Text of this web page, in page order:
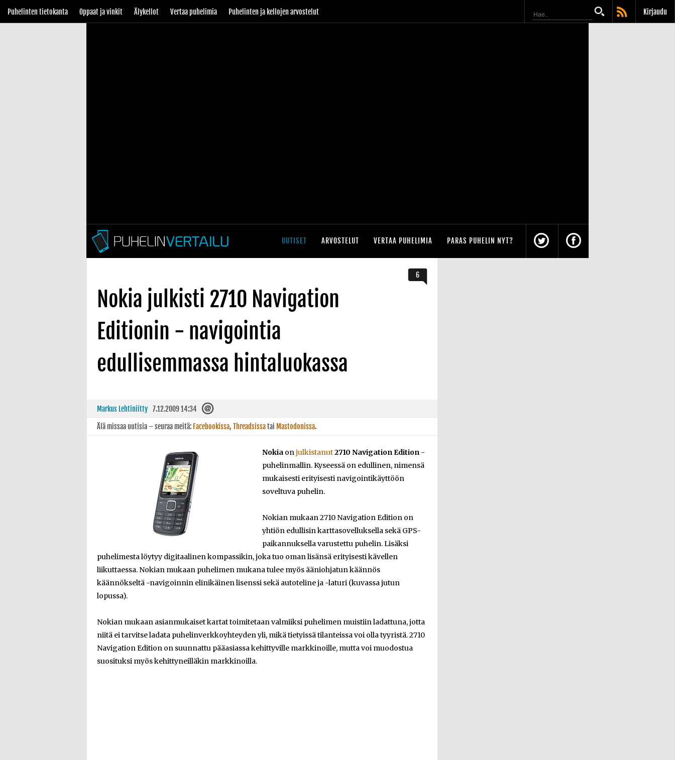
Puhelinten tietokanta Oppaat ja vinkit Älykellot Vertaa puhelimia Puhelinten ja kellojen arvostelut Kirjaudu
UUTISET ARVOSTELUT VERTAA PUHELIMIA PARAS PUHELIN NYT?
Nokia julkisti 2710 Navigation
Editionin - navigointia
edullisemmassa hintaluokassa
6
Markus Lehtiniitty 7.12.2009 14:34
Älä missaa uutisia – seuraa meitä: Facebookissa, Threadsissatai Mastodonissa.
Nokia onjulkistanut2710 Navigation Edition -
puhelinmallin. Kyseessä on edullinen, nimensä
mukaisesti erityisesti navigointikäyttöön
soveltuva puhelin.
Nokian mukaan 2710 Navigation Edition on
yhtiön edullisin karttasovelluksella sekä GPS-
paikannuksella varustettu puhelin. Lisäksi
puhelimesta löytyy digitaalinen kompassikin, joka tuo oman lisänsä erityisesti kävellen
liikuttaessa. Nokian mukaan puhelimen mukana tulee myös ääniohjatun käännös
käännökseltä -navigoinnin elinikäinen lisenssi sekä autoteline ja -laturi (kuvassa jutun
lopussa).
Nokian mukaan asianmukaiset kartat toimitetaan valmiiksi puhelimen muistiin ladattuna, jotta
niitä ei tarvitse ladata puhelinverkkoyhteyden yli, mikä tietyissä tilanteissa voi olla tyyristä. 2710
Navigation Edition on suunnattu pääasiassa kehittyville markkinoille, mutta voi muodostua
suosituksi myös kehittyneilläkin markkinoilla.